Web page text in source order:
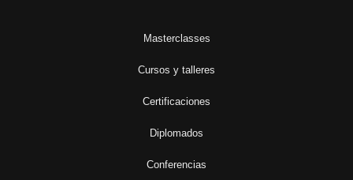
Masterclasses
Cursos y talleres
Certificaciones
Diplomados
Conferencias